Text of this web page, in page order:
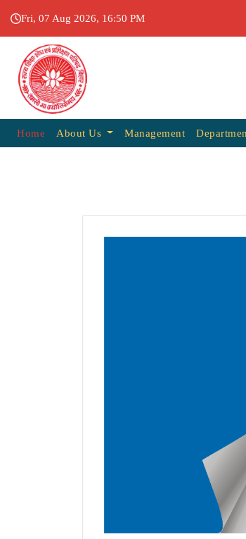
Fri, 07 Aug 2026, 16:50 PM
Home About Us Management